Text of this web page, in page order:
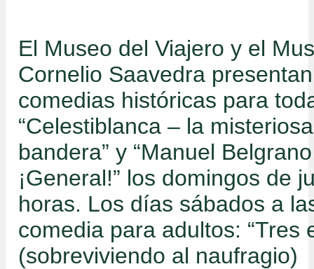
El Museo del Viajero y el
Cornelio Saavedra
comedias históricas para
“Celestiblanca – la
bandera” y “Manuel
¡General!” los domingos de
horas. Los días sábados a
comedia para adultos: “Tres
(sobreviviendo al naufragio)